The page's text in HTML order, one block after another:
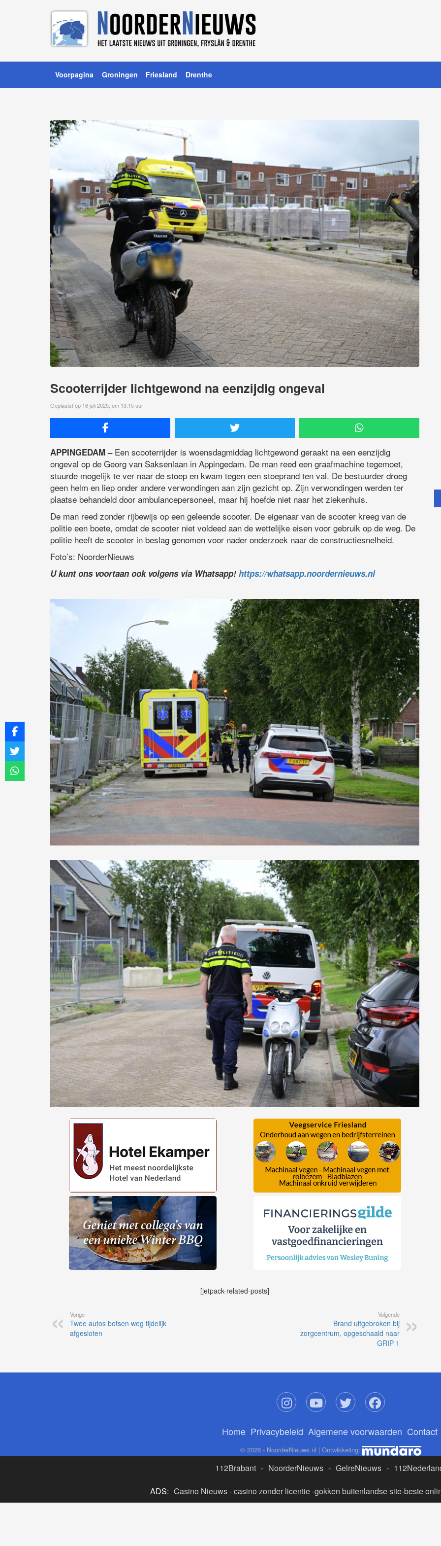
Voorpagina Groningen Friesland Drenthe
Scooterrijder lichtgewond na eenzijdig ongeval
Geplaatst op 16 juli 2025, om 13:15 uur
APPINGEDAM –Een scooterrijder is woensdagmiddag lichtgewond geraakt na een eenzijdig
ongeval op de Georg van Saksenlaan in Appingedam. De man reed een graafmachine tegemoet,
stuurde mogelijk te ver naar de stoep en kwam tegen een stoeprand ten val. De bestuurder droeg
geen helm en liep onder andere verwondingen aan zijn gezicht op. Zijn verwondingen werden ter
plaatse behandeld door ambulancepersoneel, maar hij hoefde niet naar het ziekenhuis.
De man reed zonder rijbewijs op een geleende scooter. De eigenaar van de scooter kreeg van de
politie een boete, omdat de scooter niet voldeed aan de wettelijke eisen voor gebruik op de weg. De
politie heeft de scooter in beslag genomen voor nader onderzoek naar de constructiesnelheid.
Foto’s: NoorderNieuws
U kunt ons voortaan ook volgens via Whatsapp! https://whatsapp.noordernieuws.nl
[jetpack-related-posts]
Vorige
Twee autos botsen weg tijdelijk
afgesloten
Volgende
Brand uitgebroken bij
zorgcentrum, opgeschaald naar
GRIP 1
Home Privacybeleid Algemene voorwaarden Contact
© 2026 - NoorderNieuws.nl | Ontwikkeling:
112Brabant - NoorderNieuws - GelreNieuws -
ADS: Casino Nieuws-casino zonder licentie-gokken buitenlandse site-beste